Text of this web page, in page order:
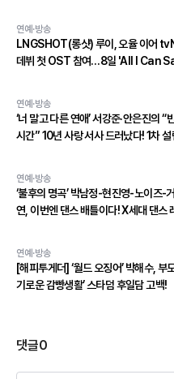
연예·방송
LNGSHOT(롱샷) 루이, 오율 이어
데뷔 첫 OST 참여…8일 'All I Can
연예·방송
‘너 말고 다른 연애’ 서강준·안은진의 “
시간” 10년 사랑 서사 드러났다! 1차
연예·방송
‘불후의 명곡’ 박남정-현진영-노이즈-
연, 이번엔 댄스 배틀이다! X세대 댄스
연예·방송
[해피투게더] ‘월드 오징어’ 박해수, 부
기로운 감빵생활’ 스타덤 후일담 고백!
댓글0